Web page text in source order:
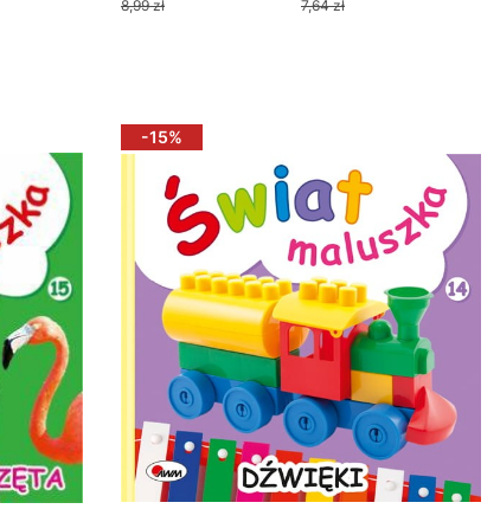
8,99 zł
7,64 zł
-15%